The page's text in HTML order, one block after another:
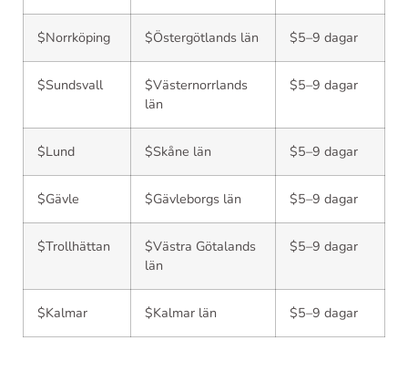
$Norrköping $Östergötlands län $5–9 dagar
$Sundsvall
$Västernorrlands
län
$5–9 dagar
$Lund $Skåne län $5–9 dagar
$Gävle $Gävleborgs län $5–9 dagar
$Trollhättan
$Västra Götalands
län
$5–9 dagar
$Kalmar $Kalmar län $5–9 dagar